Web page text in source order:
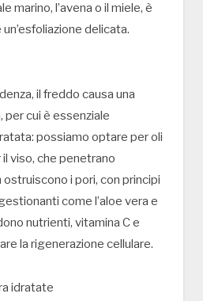
marino, l’avena o il miele, è
delicata.
il freddo causa una
cui è essenziale
possiamo optare per oli
viso, che penetrano
i pori, con principi
come l’aloe vera e
nutrienti, vitamina C e
la rigenerazione cellulare.
idratate